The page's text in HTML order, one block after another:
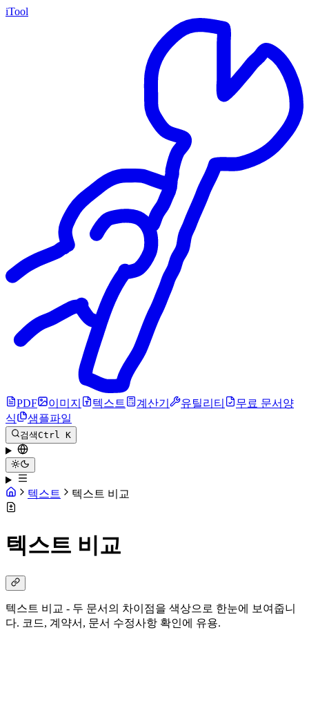
iTool
PDF 이미지 텍스트 계산기 유틸리티
무료 문서양
식
샘플파일
검색Ctrl K
텍스트 텍스트 비교
텍스트 비교
텍스트 비교 - 두 문서의 차이점을 색상으로 한눈에 보여줍니
다. 코드, 계약서, 문서 수정사항 확인에 유용.